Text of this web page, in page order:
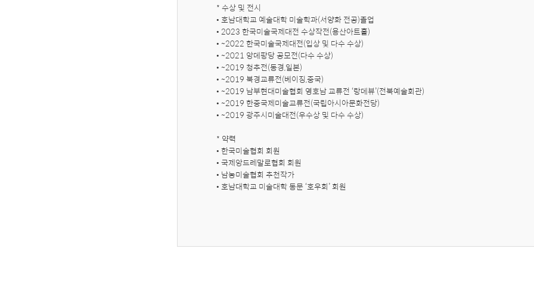
* 수상 및 전시
• 호남대학교 예술대학 미술학과(서양화 전공)졸업
• 2023 한국미술국제대전 수상작전(용산아트홀)
• ~2022 한국미술국제대전(입상 및 다수 수상)
• ~2021 앙데팡당 공모전(다수 수상)
• ~2019 청추전(동경,일본)
• ~2019 북경교류전(베이징,중국)
• ~2019 남부현대미술협회 영호남 교류전 ‘랑데뷰’(전북예술회관)
• ~2019 한중국제미술교류전(국립아시아문화전당)
• ~2019 광주시미술대전(우수상 및 다수 수상)
* 약력
• 한국미술협회 회원
• 국제앙드레말로협회 회원
• 남농미술협회 추천작가
• 호남대학교 미술대학 동문 ‘호우회’ 회원